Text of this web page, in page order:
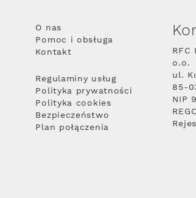
O nas
Pomoc i obsługa
Kontakt
Regulaminy usług
Polityka prywatności
Polityka cookies
Bezpieczeństwo
Plan połączenia
RFC
o.o.
ul.
85-
NIP